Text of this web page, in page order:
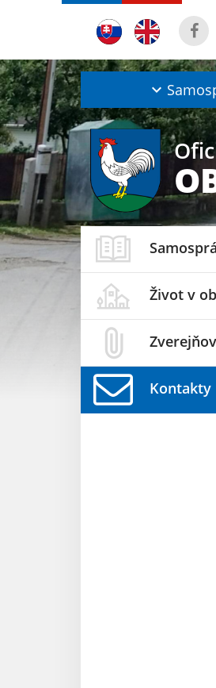
Život v
Kontakty